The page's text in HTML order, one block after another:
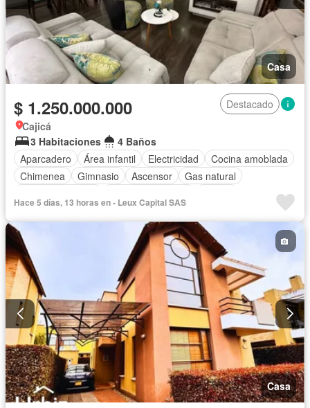
Casa
$ 1.250.000.000
Destacado
Cajicá
3 Habitaciones
4 Baños
Aparcadero
Área infantil Electricidad
Cocina amoblada
Chimenea
Gimnasio Ascensor
Gas natural
Cancha de tenis
Hace 5 días, 13 horas en - Leux Capital SAS
Casa